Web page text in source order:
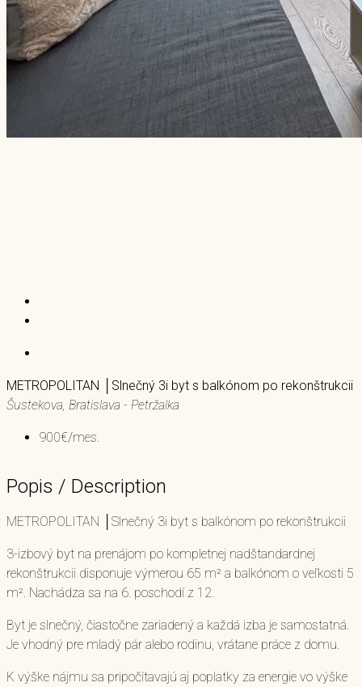
METROPOLITAN │Slnečný 3i byt s balkónom po rekonštrukcii
Šustekova, Bratislava - Petržalka
900€/mes.
Popis / Description
METROPOLITAN │Slnečný 3i byt s balkónom po rekonštrukcii
3-izbový byt na prenájom po kompletnej nadštandardnej
rekonštrukcii disponuje výmerou 65 m² a balkónom o veľkosti 5
m². Nachádza sa na 6. poschodí z 12.
Byt je slnečný, čiastočne zariadený a každá izba je samostatná.
Je vhodný pre mladý pár alebo rodinu, vrátane práce z domu.
K výške nájmu sa pripočítavajú aj poplatky za energie vo výške